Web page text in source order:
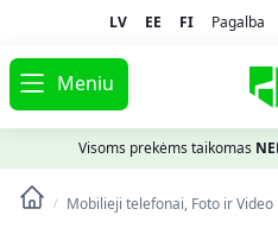
LV EE FI Pagalba
Meniu
Visoms prekėms taikomas
/ Mobilieji telefonai, Foto ir Video